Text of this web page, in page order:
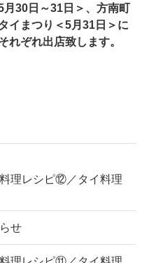
月30日～31日＞、方南町
イまつり＜5月31日＞に
れぞれ出店致します。
理レシピ⑫／タイ料理
せ